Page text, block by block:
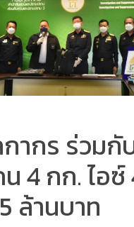
ากร ร่วมกั
4 กก. ไอซ์
ล้านบาท